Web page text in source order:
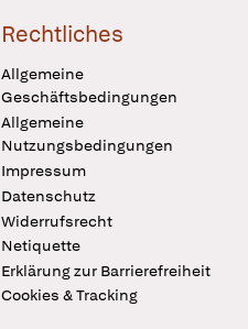
Rechtliches
Allgemeine
Geschäftsbedingungen
Allgemeine
Nutzungsbedingungen
Impressum
Datenschutz
Widerrufsrecht
Netiquette
Erklärung zur Barrierefreiheit
Cookies & Tracking